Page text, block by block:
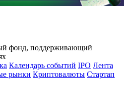
фонд, поддерживающий
Календарь событий IPO Лента
рынки Криптовалюты Стартап